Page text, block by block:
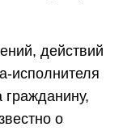
действий
исполнителя
гражданину,
о